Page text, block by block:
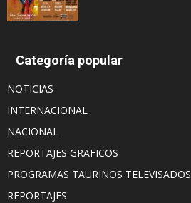
Categoría popular
NOTICIAS
INTERNACIONAL
NACIONAL
REPORTAJES GRAFICOS
PROGRAMAS TAURINOS TELEVISADOS
REPORTAJES